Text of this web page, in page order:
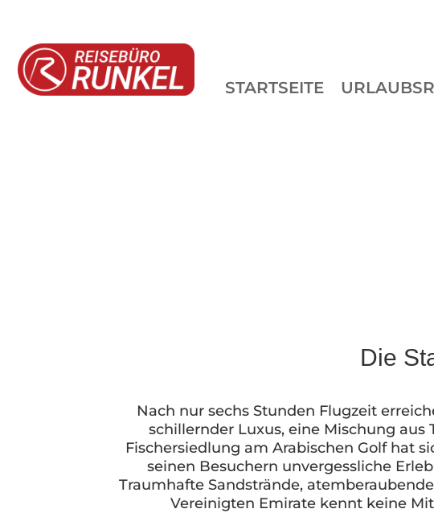
STARTSEITE
Die
Nach nur sechs Stunden Flugzeit
schillernder Luxus, eine Mischung
Fischersiedlung am Arabischen Golf hat
seinen Besuchern unvergessliche
Traumhafte Sandstrände,
Vereinigten Emirate kennt keine